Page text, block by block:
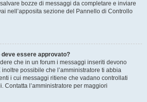
bozze di messaggi da completare e inviare
nell’apposita sezione del Pannello di Controllo
essere approvato?
che in un forum i messaggi inseriti devono
possibile che l’amministratore ti abbia
i cui messaggi ritiene che vadano controllati
Contatta l’amministratore per maggiori